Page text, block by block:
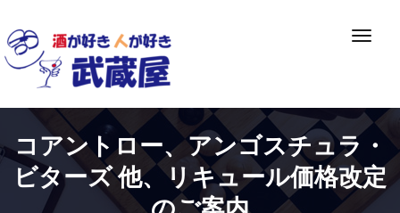
to
content
ナ
ー
シ
ョ
ン
切
コアントロー、アンゴスチュラ・
ビターズ 他、リキュール価格改定